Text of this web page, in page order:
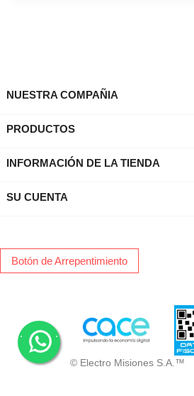
NUESTRA COMPAÑIA
PRODUCTOS
INFORMACIÓN DE LA TIENDA
SU CUENTA
Botón de Arrepentimiento
© Electro Misiones S.A.™
. .